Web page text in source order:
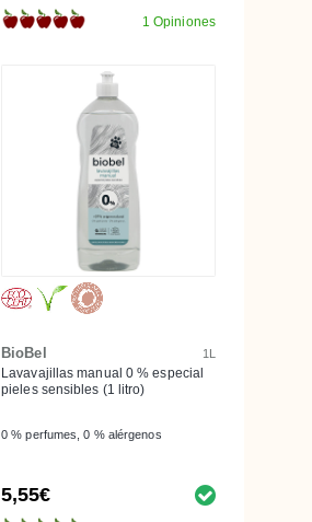
1 Opiniones
BioBel 1L
Lavavajillas manual 0 % especial
pieles sensibles (1 litro)
0 % perfumes, 0 % alérgenos
5,55€